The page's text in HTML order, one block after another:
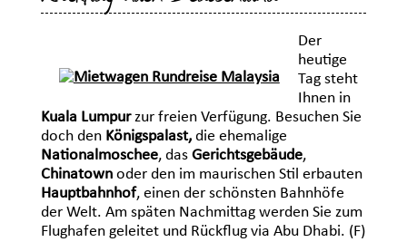
Der
heutige
Tag steht
Ihnen in
Kuala Lumpurzur freien Verfügung. Besuchen Sie
doch den Königspalast,die ehemalige
Nationalmoschee, das Gerichtsgebäude,
Chinatownoder den im maurischen Stil erbauten
Hauptbahnhof, einen der schönsten Bahnhöfe
der Welt. Am späten Nachmittag werden Sie zum
Flughafen geleitet und Rückflug via Abu Dhabi. (F)